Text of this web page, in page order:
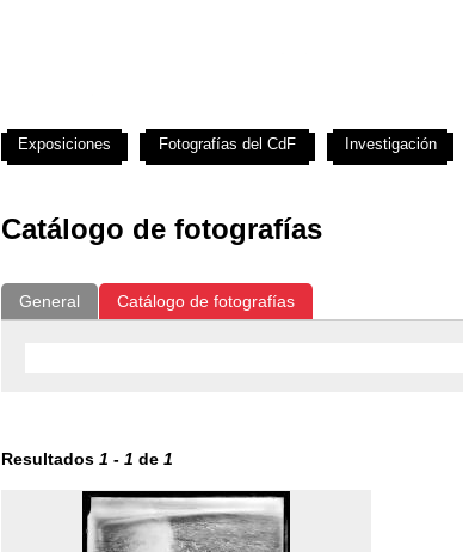
Catálogo de fotografías
General Catálogo de fotografías
Resultados 1 - 1 de 1
Exposiciones Fotografías del CdF Investigación